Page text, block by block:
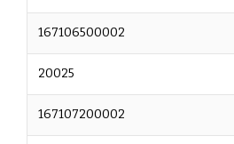
167106500002
20025
167107200002